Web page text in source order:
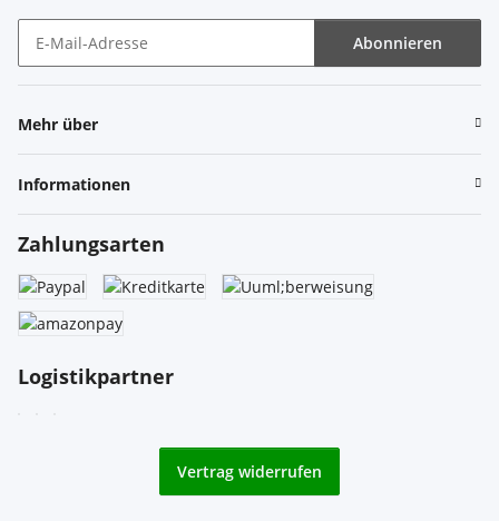
Abonnieren
Mehr über
Informationen
Zahlungsarten
Logistikpartner
Vertrag widerrufen